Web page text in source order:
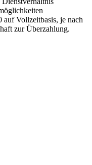
auf Vollzeitbasis, je nach
zur Überzahlung.